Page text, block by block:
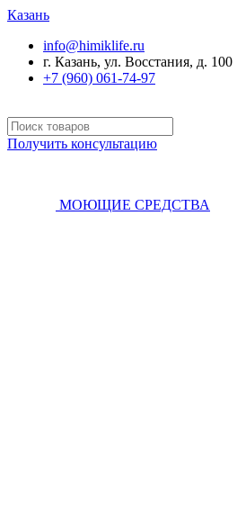
Казань
info@himiklife.ru
г. Казань, ул. Восстания, д. 100
+7 (960) 061-74-97
Получить консультацию
МОЮЩИЕ СРЕДСТВА